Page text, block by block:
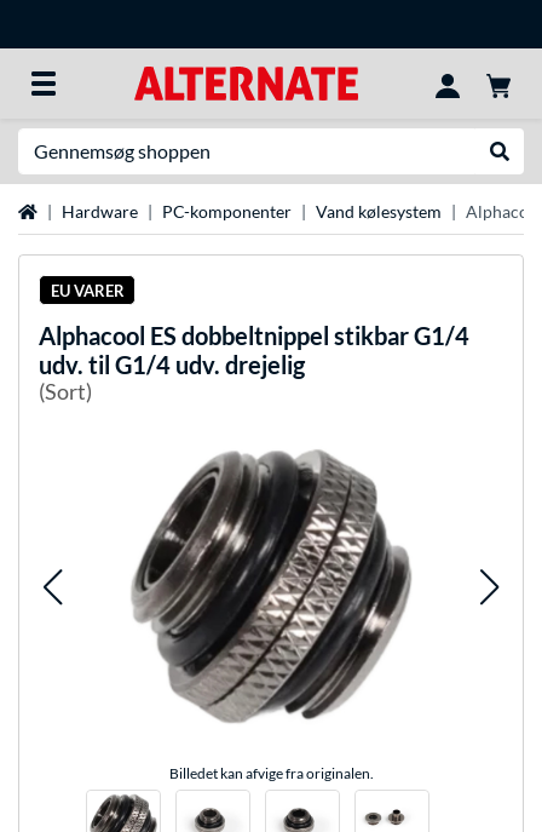
StartsideHardware PC-komponenter Vand kølesystem
EU VARER
Alphacool ES dobbeltnippel stikbar G1/4
udv. til G1/4 udv. drejelig
(Sort)
Billedet kan afvige fra originalen.